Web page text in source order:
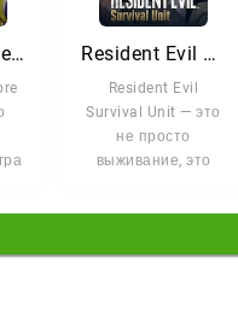
Five Nights Before Freddy's Resident Evil Survival Unit
Resident Evil
Survival Unit — это
не просто
выживание, это